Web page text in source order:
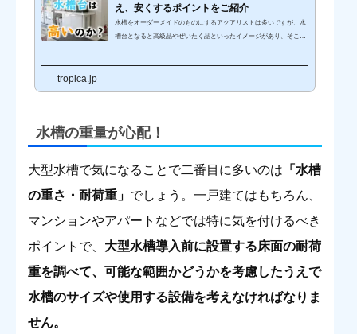
え、安くするポイントをご紹介
水槽をオーダーメイドのものにするアクアリストは多いですが、水
槽台となると高級品やぜいたく品といったイメージがあり、そこま
にはそこまで高くないことはあまり知られていません。今回はオー
トをご紹介します...
tropica.jp
水槽の重量が心配！
大型水槽で気になることで二番目に多いのは 「水槽
の重さ・耐荷重」 でしょう。一戸建てはもちろん、
マンションやアパートなどでは特に気を付けるべき
ポイントで、 大型水槽導入前に設置する床面の耐荷
重を調べて、可能な範囲かどうかを考慮したうえで
水槽のサイズや使用する設備を考えなければなりま
せん。